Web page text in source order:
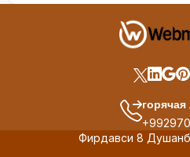
горячая
Фирдавси 8